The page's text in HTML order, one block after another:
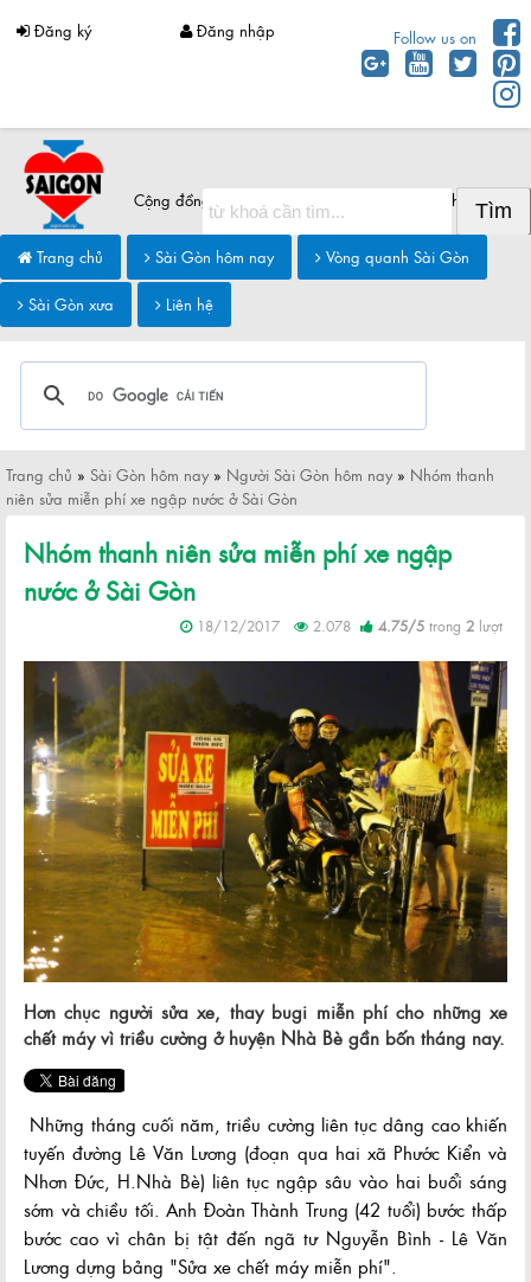
Đăng ký Đăng nhập Follow us on
Cộng đồng Sài Gòn chia sẻ thông tin Sài Gòn hôm nay
Trang chủ Sài Gòn hôm nay
Vòng quanh Sài Gòn
Sài Gòn xưa
Liên hệ
Trang chủ » Sài Gòn hôm nay» Người Sài Gòn hôm nay» Nhóm thanh
niên sửa miễn phí xe ngập nước ở Sài Gòn
Nhóm thanh niên sửa miễn phí xe ngập
nước ở Sài Gòn
18/12/2017 2.078 4.75/5 trong 2 lượt
Hơn chục người sửa xe, thay bugi miễn phí cho những xe
chết máy vì triều cường ở huyện Nhà Bè gần bốn tháng nay.
Những tháng cuối năm, triều cường liên tục dâng cao khiến
tuyến đường Lê Văn Lương (đoạn qua hai xã Phước Kiển và
Nhơn Đức, H.Nhà Bè) liên tục ngập sâu vào hai buổi sáng
sớm và chiều tối. Anh Đoàn Thành Trung (42 tuổi) bước thấp
bước cao vì chân bị tật đến ngã tư Nguyễn Bình - Lê Văn
Lương dựng bảng "Sửa xe chết máy miễn phí".